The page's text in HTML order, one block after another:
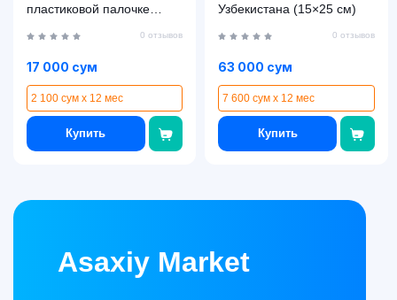
пластиковой палочке
0 отзывов
17 000 сум
2 100 сум x 12 мес
Купить
Узбекистана (15×25 см)
0 отзывов
63 000 сум
7 600 сум x 12 мес
Купить
Asaxiy Market